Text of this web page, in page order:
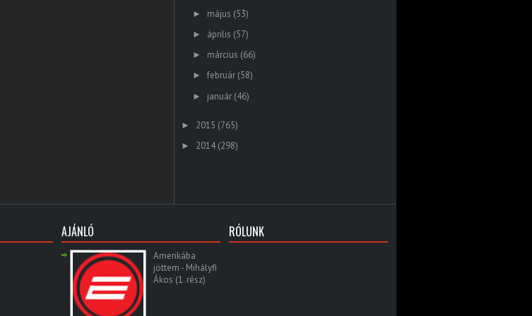
► május (53)
► április (57)
► március (66)
► február (58)
► január (46)
► 2015 (765)
► 2014 (298)
AJÁNLÓ
Amerikába
jöttem - Mihályfi
Ákos (1. rész)
RÓLUNK